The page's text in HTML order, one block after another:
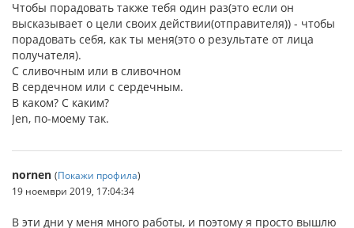
Чтобы порадовать также тебя один раз(это если он
высказывает о цели своих действии(отправителя)) - чтобы
порадовать себя, как ты меня(это о результате от лица
получателя).
С сливочным или в сливочном
В сердечном или с сердечным.
В каком? С каким?
Jen, по-моему так.
nornen (Покажи профила)
19 ноември 2019, 17:04:34
В эти дни у меня много работы, и поэтому я просто вышлю